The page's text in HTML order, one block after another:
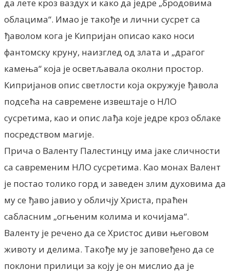
да лете кроз ваздух и како да једре „бродовима
облацима“. Имао је такође и лични сусрет са
ђаволом кога је Кипријан описао како носи
фантомску круну, наизглед од злата и „драгог
камења“ која је осветљавала околни простор.
Кипријанов опис светлости која окружује ђавола
подсећа на савремене извештаје о НЛО
сусретима, као и опис лађа које једре кроз облаке
посредством магије.
Прича о Валенту Палестинцу има јаке сличности
са савременим НЛО сусретима. Као монах Валент
је постао толико горд и заведен злим духовима да
му се ђаво јавио у обличју Христа, праћен
сабласним „огњеним колима и кочијама“.
Валенту је речено да се Христос диви његовом
животу и делима. Такође му је заповеђено да се
поклони прилици за коју је он мислио да је